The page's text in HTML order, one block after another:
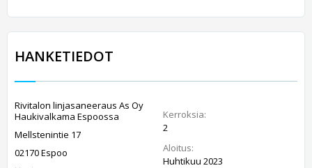
HANKETIEDOT
Rivitalon linjasaneeraus As Oy
Haukivalkama Espoossa
Mellstenintie 17
02170 Espoo
Kerroksia:
2
Aloitus:
Huhtikuu 2023